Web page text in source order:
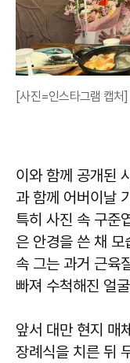
[사진=인스타그램 캡처]
이와 함께 공개된
과 함께 어버이날
특히 사진 속 구준
은 안경을 쓴 채
속 그는 과거 근육
빠져 수척해진 얼
앞서 대만 현지 매
장례식을 치른 뒤